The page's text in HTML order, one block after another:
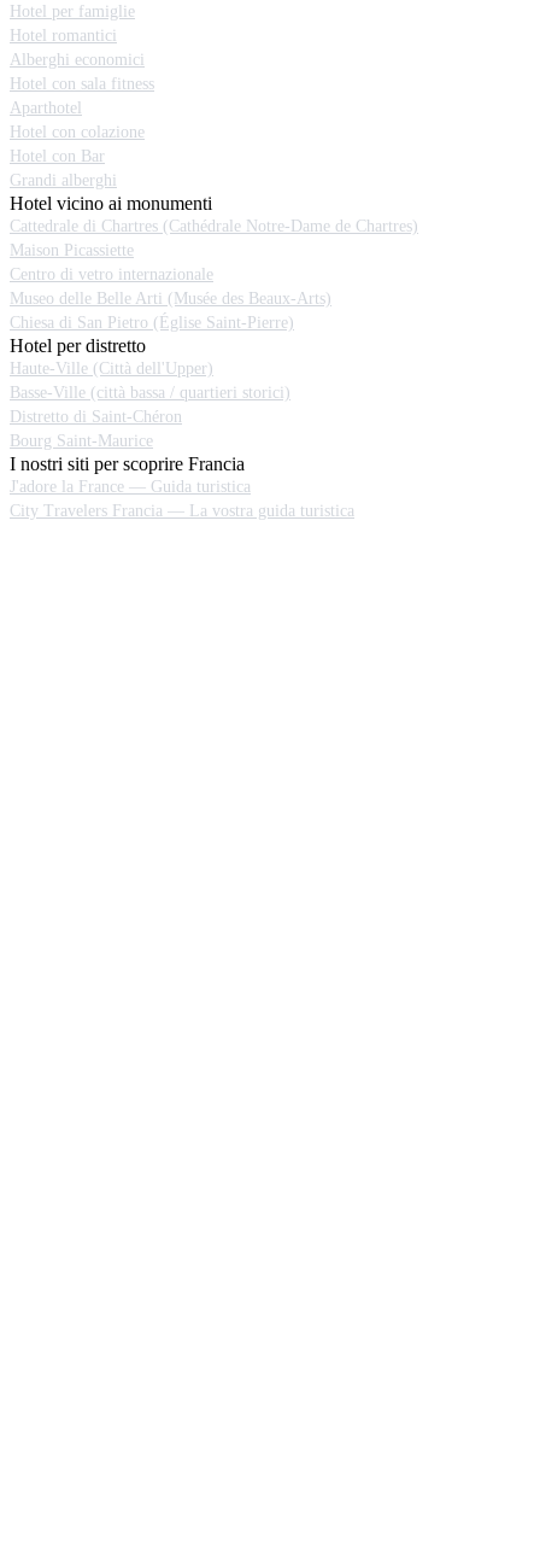
Hotel per famiglie
Hotel romantici
Alberghi economici
Hotel con sala fitness
Aparthotel
Hotel con colazione
Hotel con Bar
Grandi alberghi
Hotel vicino ai monumenti
Cattedrale di Chartres (Cathédrale Notre-Dame de Chartres)
Maison Picassiette
Centro di vetro internazionale
Museo delle Belle Arti (Musée des Beaux-Arts)
Chiesa di San Pietro (Église Saint-Pierre)
Hotel per distretto
Haute-Ville (Città dell'Upper)
Basse-Ville (città bassa / quartieri storici)
Distretto di Saint-Chéron
Bourg Saint-Maurice
I nostri siti per scoprire Francia
J'adore la France — Guida turistica
City Travelers Francia — La vostra guida turistica